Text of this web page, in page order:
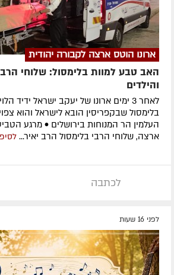
ארונו הוטס ארצה לקבורה יהודית
האב טבע למוות בלימסול: שלוחי
והילדים
לאחר 3 ימים ארונו של יעקב ישראל ידיד
בלימסול שבקפריסין הובא לישראל והוא
העלמין הר המנוחות בירושלים • מרגע
ארצה, שלוחי הרבי בלימסול הרב יאיר...
לכתבה
לפני 16 שעות